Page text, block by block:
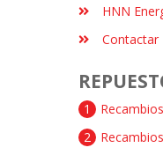
HNN
Contactar
1
2